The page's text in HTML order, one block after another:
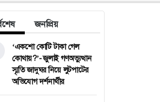
জনপ্রিয়
‘একশো কোটি টাকা গেল
কোথায়?’- জুলাই গণঅভ্যুত্থান
স্মৃতি জাদুঘর নিয়ে লুটপাটের
অভিযোগ দর্শনার্থীর